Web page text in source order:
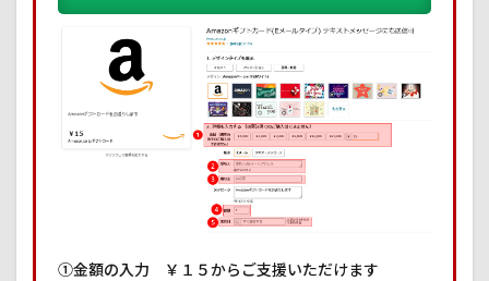
①金額の入力 ￥１５からご支援いただけます